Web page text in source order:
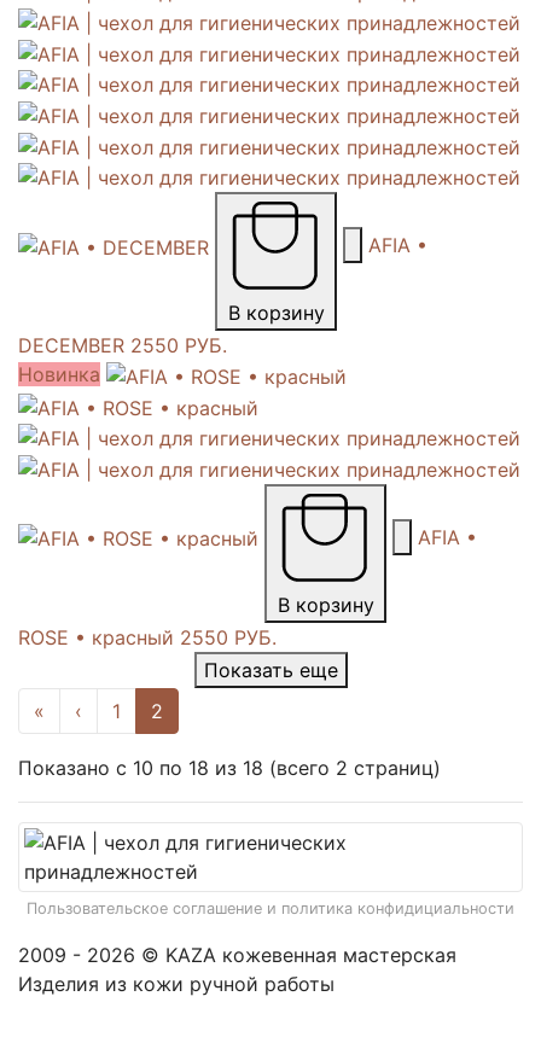
В корзину
AFIA •
DECEMBER 2550 РУБ.
Новинка
В корзину
AFIA •
ROSE • красный 2550 РУБ.
Показать еще
«
‹ 1 2
Показано с 10 по 18 из 18 (всего 2 страниц)
Пользовательское соглашение и политика конфидициальности
2009 - 2026 © KAZA кожевенная мастерская
Изделия из кожи ручной работы